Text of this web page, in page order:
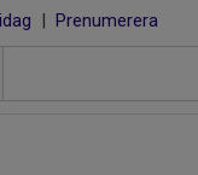
| Prenumerera